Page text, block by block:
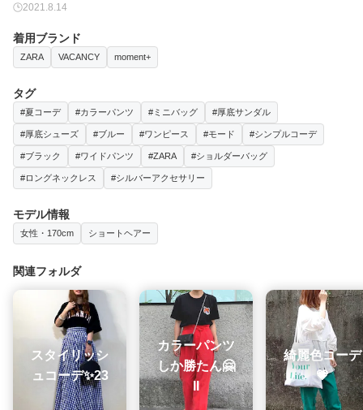
2021.8.14
着用ブランド
ZARA VACANCY moment+
タグ
#夏コーデ #カラーパンツ #ミニバッグ #厚底サンダル
#厚底シューズ #ブルー #ワンピース #モード #シンプルコーデ
#ブラック #ワイドパンツ #ZARA #ショルダーバッグ
#ロングネックレス #シルバーアクセサリー
モデル情報
女性・170cm ショートヘアー
関連フォルダ
スタイリッシ
ュコーデ✨23
カラーパンツ
しか勝たん🤗
II
綺麗色コーデ
💗